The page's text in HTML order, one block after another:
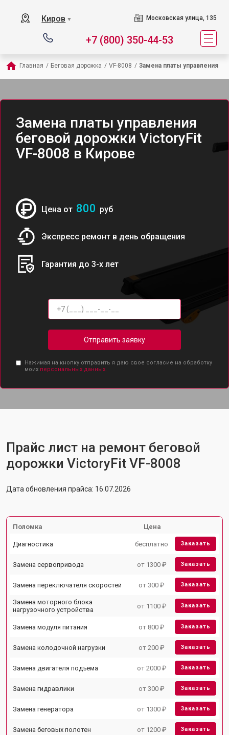
Киров ▼ Московская улица, 135
+7 (800) 350-44-53
Главная / Беговая дорожка / VF-8008 / Замена платы управления
Замена платы управления
беговой дорожки VictoryFit
VF-8008 в Кирове
Цена от 800 руб
Экспресс ремонт в день обращения
Гарантия до 3-х лет
Отправить заявку
Нажимая на кнопку отправить я даю свое согласие на обработку
моих персональных данных.
Прайс лист на ремонт беговой
дорожки VictoryFit VF-8008
Дата обновления прайса: 16.07.2026
Поломка Цена
Диагностика бесплатно Заказать
Замена сервопривода от 1300 ₽ Заказать
Замена переключателя скоростей от 300 ₽ Заказать
Замена моторного блока
нагрузочного устройства
от 1100 ₽ Заказать
Замена модуля питания от 800 ₽ Заказать
Замена колодочной нагрузки от 200 ₽ Заказать
Замена двигателя подъема от 2000 ₽ Заказать
Замена гидравлики от 300 ₽ Заказать
Замена генератора от 1300 ₽ Заказать
Замена беговых полотен от 1200 ₽ Заказать